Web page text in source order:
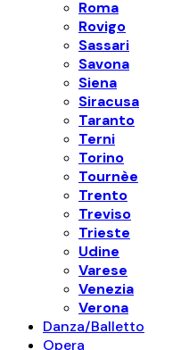
Roma
Rovigo
Sassari
Savona
Siena
Siracusa
Taranto
Terni
Torino
Tournèe
Trento
Treviso
Trieste
Udine
Varese
Venezia
Verona
Danza/Balletto
Opera